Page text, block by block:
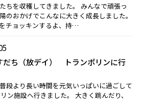
ちを収穫してきました。 みんなで頑張っ
のおかげでこんなに大きく成長しました。
チョッキンするよ、持…
だち（放デイ） トランポリンに行
段より長い時間を元気いっぱいに過ごして
ン施設へ行きました。 大きく跳んだり、